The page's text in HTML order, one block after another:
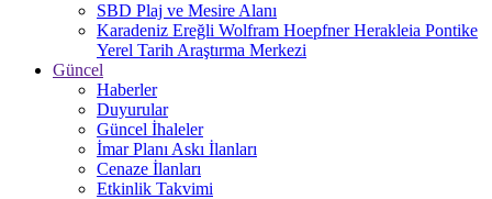
SBD Plaj ve Mesire Alanı
Karadeniz Ereğli Wolfram Hoepfner Herakleia Pontike
Yerel Tarih Araştırma Merkezi
Güncel
Haberler
Duyurular
Güncel İhaleler
İmar Planı Askı İlanları
Cenaze İlanları
Etkinlik Takvimi